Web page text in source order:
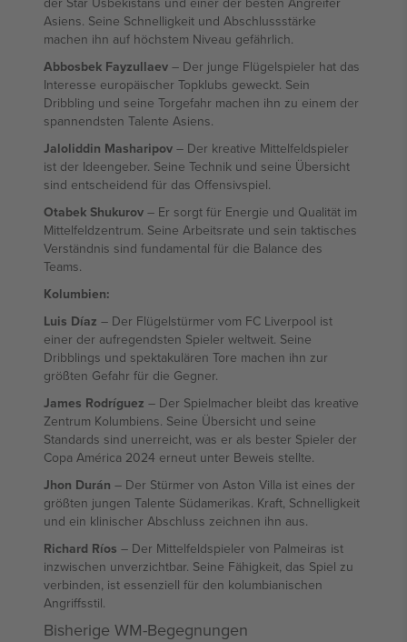
Asiens. Seine Schnelligkeit und Abschlussstärke
machen ihn auf höchstem Niveau gefährlich.
Abbosbek Fayzullaev – Der junge Flügelspieler hat das
Interesse europäischer Topklubs geweckt. Sein
Dribbling und seine Torgefahr machen ihn zu einem der
spannendsten Talente Asiens.
Jaloliddin Masharipov – Der kreative Mittelfeldspieler
ist der Ideengeber. Seine Technik und seine Übersicht
sind entscheidend für das Offensivspiel.
Otabek Shukurov – Er sorgt für Energie und Qualität im
Mittelfeldzentrum. Seine Arbeitsrate und sein taktisches
Verständnis sind fundamental für die Balance des
Teams.
Kolumbien:
Luis Díaz – Der Flügelstürmer vom FC Liverpool ist
einer der aufregendsten Spieler weltweit. Seine
Dribblings und spektakulären Tore machen ihn zur
größten Gefahr für die Gegner.
James Rodríguez – Der Spielmacher bleibt das kreative
Zentrum Kolumbiens. Seine Übersicht und seine
Standards sind unerreicht, was er als bester Spieler der
Copa América 2024 erneut unter Beweis stellte.
Jhon Durán – Der Stürmer von Aston Villa ist eines der
größten jungen Talente Südamerikas. Kraft, Schnelligkeit
und ein klinischer Abschluss zeichnen ihn aus.
Richard Ríos – Der Mittelfeldspieler von Palmeiras ist
inzwischen unverzichtbar. Seine Fähigkeit, das Spiel zu
verbinden, ist essenziell für den kolumbianischen
Angriffsstil.
Bisherige WM-Begegnungen